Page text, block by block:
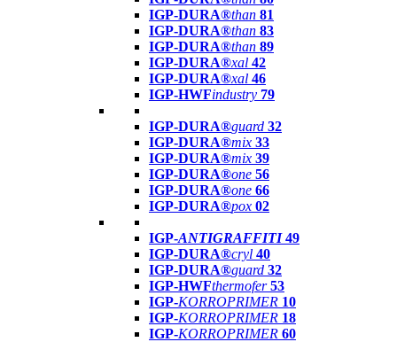
IGP-DURA®than 81
IGP-DURA®than 83
IGP-DURA®than 89
IGP-DURA®xal 42
IGP-DURA®xal 46
IGP-HWFindustry 79
IGP-DURA®guard 32
IGP-DURA®mix 33
IGP-DURA®mix 39
IGP-DURA®one 56
IGP-DURA®one 66
IGP-DURA®pox 02
IGP-ANTIGRAFFITI49
IGP-DURA®cryl 40
IGP-DURA®guard 32
IGP-HWFthermofer 53
IGP-KORROPRIMER 10
IGP-KORROPRIMER 18
IGP-KORROPRIMER 60